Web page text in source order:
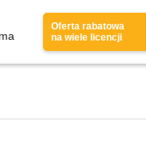
Oferta rabatowa
na wiele licencji